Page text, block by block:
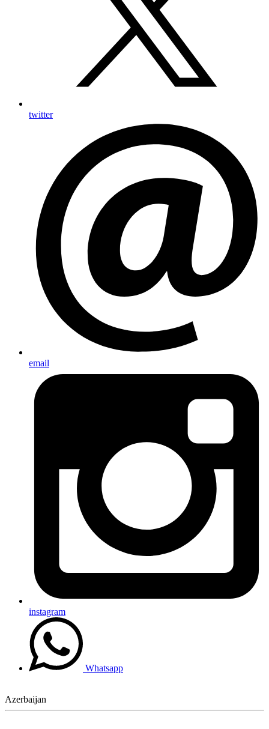
twitter
email
instagram
Whatsapp
Azerbaijan